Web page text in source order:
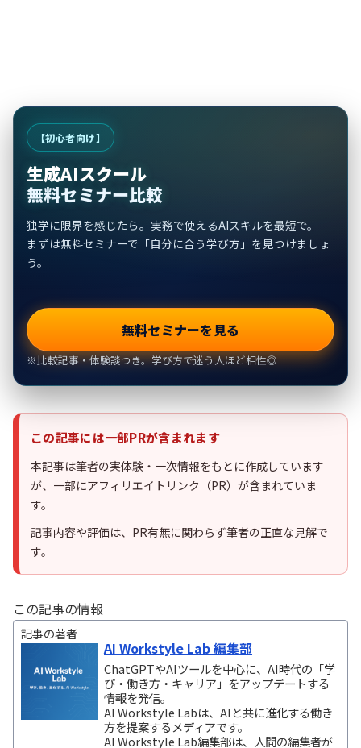
【初心者向け】
生成AIスクール
無料セミナー比較
独学に限界を感じたら。実務で使えるAIスキルを最短で。
まずは無料セミナーで「自分に合う学び方」を見つけましょ
う。
無料セミナーを見る
※比較記事・体験談つき。学び方で迷う人ほど相性◎
この記事には一部PRが含まれます
本記事は筆者の実体験・一次情報をもとに作成しています
が、一部にアフィリエイトリンク（PR）が含まれていま
す。
記事内容や評価は、PR有無に関わらず筆者の正直な見解で
す。
この記事の情報
記事の著者
AI Workstyle Lab 編集部
ChatGPTやAIツールを中心に、AI時代の「学
び・働き方・キャリア」をアップデートする
情報を発信。
AI Workstyle Labは、AIと共に進化する働き
方を提案するメディアです。
AI Workstyle Lab編集部は、人間の編集者が